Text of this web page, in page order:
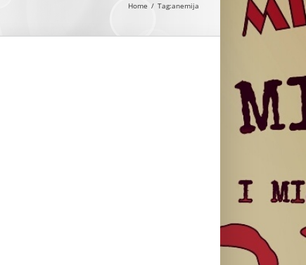
Home Tag:anemija